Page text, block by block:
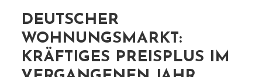
DEUTSCHER
WOHNUNGSMARKT:
KRÄFTIGES PREISPLUS IM